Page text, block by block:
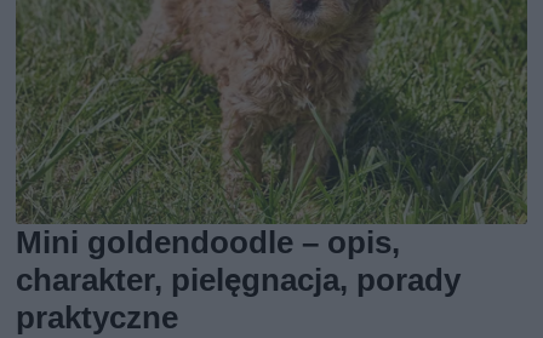
Mini goldendoodle – opis,
charakter, pielęgnacja, porady
praktyczne